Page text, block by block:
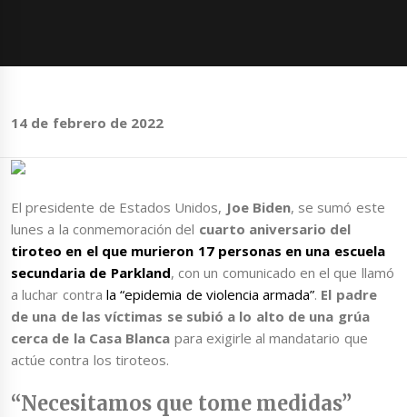
14 de febrero de 2022
El presidente de Estados Unidos, Joe Biden, se sumó este
lunes a la conmemoración del cuarto aniversario del
tiroteo en el que murieron 17 personas en una escuela
secundaria de Parkland, con un comunicado en el que llamó
a luchar contra la “epidemia de violencia armada”. El padre
de una de las víctimas se subió a lo alto de una grúa
cerca de la Casa Blanca para exigirle al mandatario que
actúe contra los tiroteos.
“Necesitamos que tome medidas”